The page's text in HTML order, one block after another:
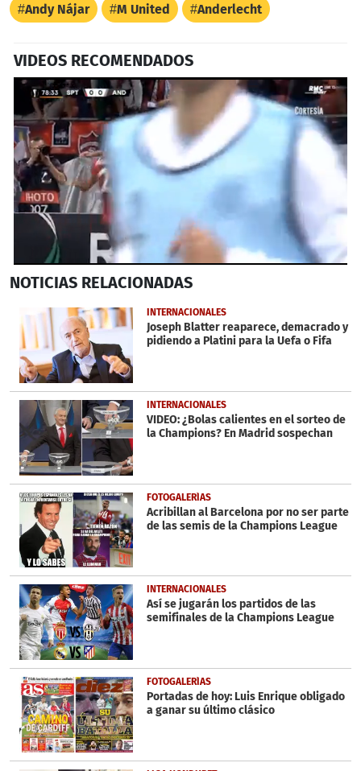
Andy Nájar M United Anderlecht
VIDEOS RECOMENDADOS
seconds
seconds
NOTICIAS RELACIONADAS
INTERNACIONALES
Joseph Blatter reaparece, demacrado y
pidiendo a Platini para la Uefa o Fifa
INTERNACIONALES
VIDEO: ¿Bolas calientes en el sorteo de
la Champions? En Madrid sospechan
FOTOGALERÍAS
Acribillan al Barcelona por no ser parte
de las semis de la Champions League
INTERNACIONALES
Así se jugarán los partidos de las
semifinales de la Champions League
FOTOGALERÍAS
Portadas de hoy: Luis Enrique obligado
a ganar su último clásico